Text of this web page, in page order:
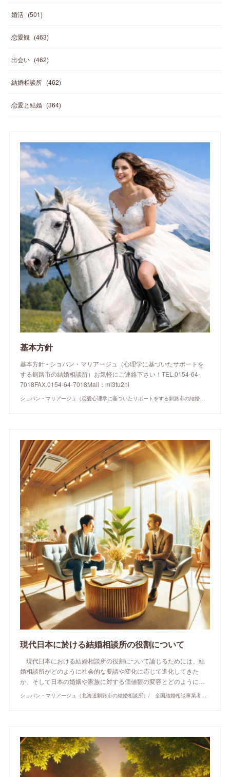
婚活 (501)
恋愛観 (463)
出会い (462)
結婚相談所 (462)
恋愛と結婚 (364)
基本方針
基本方針 - ショパン・マリアージュ（心理学に基づいたサポートを
する釧路市の結婚相談所）お気軽にご連絡下さい！TEL.0154-64-
7018FAX.0154-64-7018Mail：mi3tu2hi
現代日本に於ける結婚相談所の役割について
現代日本における結婚相談所の役割について論じるためには、結
婚相談所がどのように社会的な要請や変化に応じて進化してきた
か、そして日本の婚姻や家族に対する価値観の変容とどのように…
ショパン・マリアージュ（北海道釧路市の結婚相談所）/ 全国結婚相談事業者連盟正規加盟店 / cherry-piano.com